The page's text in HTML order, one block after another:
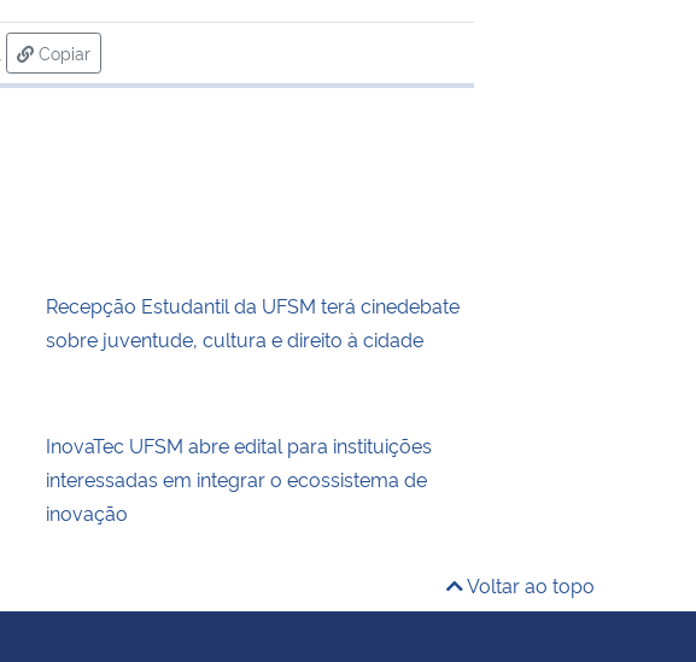
Copiar
para área de transferência
Recepção Estudantil da UFSM terá cinedebate
sobre juventude, cultura e direito à cidade
InovaTec UFSM abre edital para instituições
interessadas em integrar o ecossistema de
inovação
Voltar ao topo